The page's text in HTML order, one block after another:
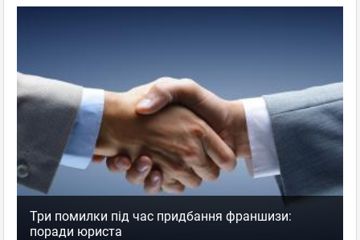
Три помилки під час придбання франшизи:
поради юриста